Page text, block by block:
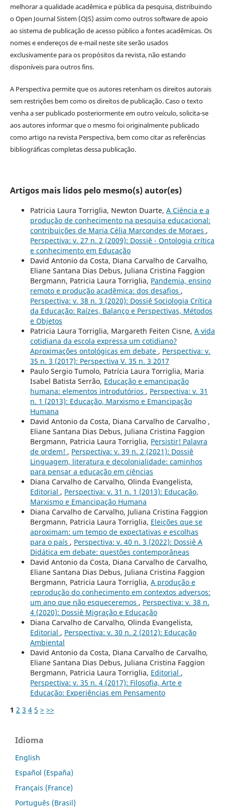
melhorar a qualidade acadêmica e pública da pesquisa, distribuindo
o Open Journal Sistem (OJS) assim como outros software de apoio
ao sistema de publicação de acesso público a fontes acadêmicas. Os
nomes e endereços de e-mail neste site serão usados
exclusivamente para os propósitos da revista, não estando
disponíveis para outros fins.
A Perspectiva permite que os autores retenham os direitos autorais
sem restrições bem como os direitos de publicação. Caso o texto
venha a ser publicado posteriormente em outro veículo, solicita-se
aos autores informar que o mesmo foi originalmente publicado
como artigo na revista Perspectiva, bem como citar as referências
bibliográficas completas dessa publicação.
Artigos mais lidos pelo mesmo(s) autor(es)
Patricia Laura Torriglia, Newton Duarte, A Ciência e a
produção de conhecimento na pesquisa educacional:
contribuições de Maria Célia Marcondes de Moraes ,
Perspectiva: v. 27 n. 2 (2009): Dossiê - Ontologia crítica
e conhecimento em Educação
David Antonio da Costa, Diana Carvalho de Carvalho,
Eliane Santana Dias Debus, Juliana Cristina Faggion
Bergmann, Patricia Laura Torriglia, Pandemia, ensino
remoto e produção acadêmica: dos desafios ,
Perspectiva: v. 38 n. 3 (2020): Dossiê Sociologia Crítica
da Educação: Raízes, Balanço e Perspectivas, Métodos
e Objetos
Patricia Laura Torriglia, Margareth Feiten Cisne, A vida
cotidiana da escola expressa um cotidiano?
Aproximações ontológicas em debate , Perspectiva: v.
35 n. 3 (2017): Perspectiva V. 35 n. 3 2017
Paulo Sergio Tumolo, Patrícia Laura Torriglia, Maria
Isabel Batista Serrão, Educação e emancipação
humana: elementos introdutórios , Perspectiva: v. 31
n. 1 (2013): Educação, Marxismo e Emancipação
Humana
David Antonio da Costa, Diana Carvalho de Carvalho ,
Eliane Santana Dias Debus, Juliana Cristina Faggion
Bergmann, Patricia Laura Torriglia, Persistir! Palavra
de ordem! , Perspectiva: v. 39 n. 2 (2021): Dossiê
Linguagem, literatura e decolonialidade: caminhos
para pensar a educação em ciências
Diana Carvalho de Carvalho, Olinda Evangelista,
Editorial , Perspectiva: v. 31 n. 1 (2013): Educação,
Marxismo e Emancipação Humana
Diana Carvalho de Carvalho, Juliana Cristina Faggion
Bergmann, Patricia Laura Torriglia, Eleições que se
aproximam: um tempo de expectativas e escolhas
para o país , Perspectiva: v. 40 n. 3 (2022): Dossiê A
Didática em debate: questões contemporâneas
David Antonio da Costa, Diana Carvalho de Carvalho,
Eliane Santana Dias Debus, Juliana Cristina Faggion
Bergmann, Patricia Laura Torriglia, A produção e
reprodução do conhecimento em contextos adversos:
um ano que não esqueceremos , Perspectiva: v. 38 n.
4 (2020): Dossiê Migração e Educação
Diana Carvalho de Carvalho, Olinda Evangelista,
Editorial , Perspectiva: v. 30 n. 2 (2012): Educação
Ambiental
David Antonio da Costa, Diana Carvalho de Carvalho,
Eliane Santana Dias Debus, Juliana Cristina Faggion
Bergmann, Patricia Laura Torriglia, Editorial ,
Perspectiva: v. 35 n. 4 (2017): Filosofia, Arte e
Educação: Experiências em Pensamento
1 2 3 4 5 > >>
Idioma
English
Español (España)
Français (France)
Português (Brasil)